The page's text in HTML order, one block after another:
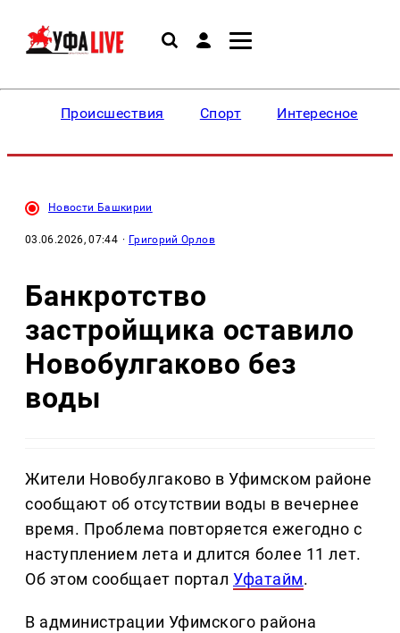
Происшествия Спорт Интересное
Новости Башкирии
03.06.2026, 07:44 · Григорий Орлов
Банкротство
застройщика оставило
Новобулгаково без
воды
Жители Новобулгаково в Уфимском районе
сообщают об отсутствии воды в вечернее
время. Проблема повторяется ежегодно с
наступлением лета и длится более 11 лет.
Об этом сообщает портал Уфатайм.
В администрации Уфимского района